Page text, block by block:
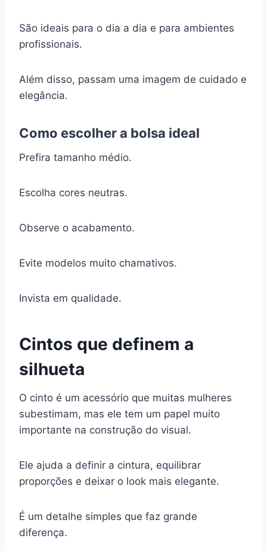
São ideais para o dia a dia e para ambientes
profissionais.
Além disso, passam uma imagem de cuidado e
elegância.
Como escolher a bolsa ideal
Prefira tamanho médio.
Escolha cores neutras.
Observe o acabamento.
Evite modelos muito chamativos.
Invista em qualidade.
Cintos que definem a
silhueta
O cinto é um acessório que muitas mulheres
subestimam, mas ele tem um papel muito
importante na construção do visual.
Ele ajuda a definir a cintura, equilibrar
proporções e deixar o look mais elegante.
É um detalhe simples que faz grande
diferença.